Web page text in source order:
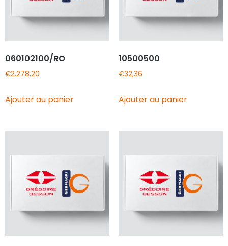
060102100/RO
€2.278,20
Ajouter au panier
10500500
€32,36
Ajouter au panier